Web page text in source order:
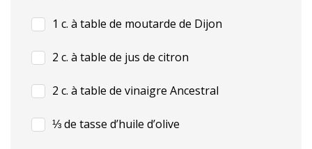
1 c. à table de moutarde de Dijon
2 c. à table de jus de citron
2 c. à table de vinaigre Ancestral
⅓ de tasse d’huile d’olive